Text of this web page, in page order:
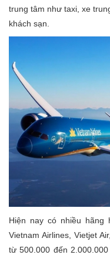
trung tâm như taxi, xe
khách sạn.
Hiện nay có nhiều hãng
Vietnam Airlines, Vietjet
từ 500.000 đến